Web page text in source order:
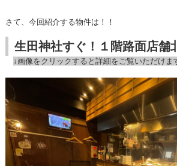
さて、今回紹介する物件は！！
生田神社すぐ！１階路面店舗
↓画像をクリックすると詳細をご覧いただけま